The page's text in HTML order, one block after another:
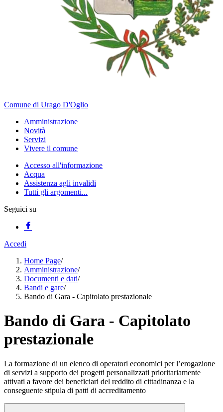
Comune di Urago D'Oglio
Amministrazione
Novità
Servizi
Vivere il comune
Accesso all'informazione
Acqua
Assistenza agli invalidi
Tutti gli argomenti...
Seguici su
Accedi
Home Page/
Amministrazione/
Documenti e dati/
Bandi e gare/
Bando di Gara - Capitolato prestazionale
Bando di Gara - Capitolato
prestazionale
La formazione di un elenco di operatori economici per l’erogazione
di servizi a supporto dei progetti personalizzati prioritariamente
attivati a favore dei beneficiari del reddito di cittadinanza e la
conseguente stipula di patti di accreditamento